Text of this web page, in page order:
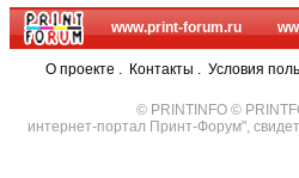
www.print-forum.ru
О проекте . Контакты . Условия
© PRINTINFO ©
интернет-портал Принт-Форум",